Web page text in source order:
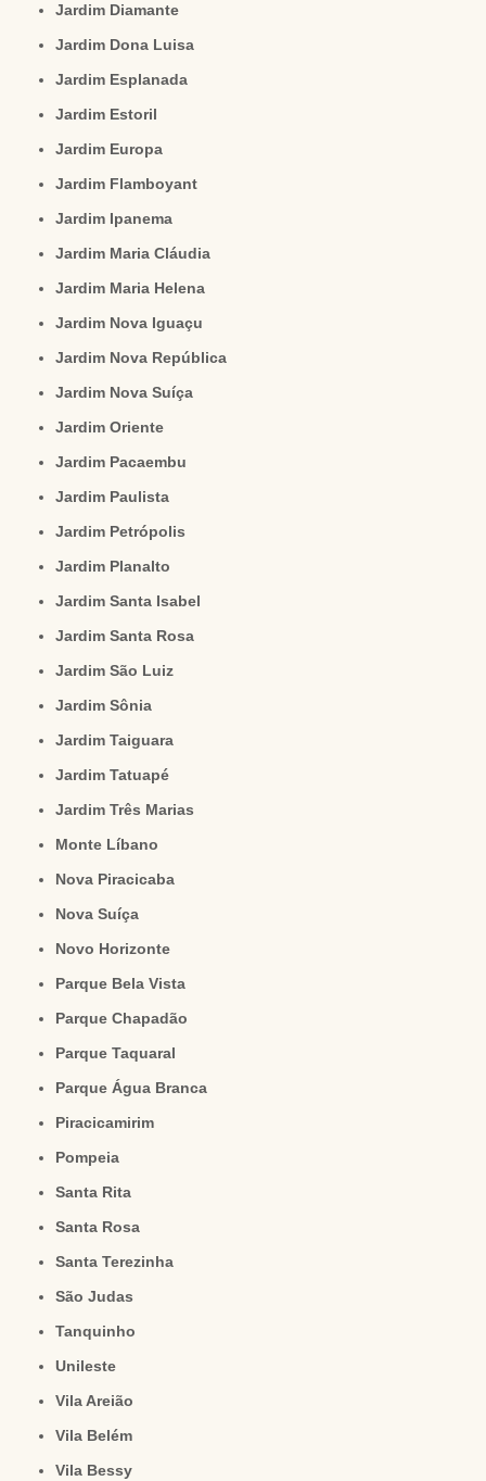
Jardim Diamante
Jardim Dona Luisa
Jardim Esplanada
Jardim Estoril
Jardim Europa
Jardim Flamboyant
Jardim Ipanema
Jardim Maria Cláudia
Jardim Maria Helena
Jardim Nova Iguaçu
Jardim Nova República
Jardim Nova Suíça
Jardim Oriente
Jardim Pacaembu
Jardim Paulista
Jardim Petrópolis
Jardim Planalto
Jardim Santa Isabel
Jardim Santa Rosa
Jardim São Luiz
Jardim Sônia
Jardim Taiguara
Jardim Tatuapé
Jardim Três Marias
Monte Líbano
Nova Piracicaba
Nova Suíça
Novo Horizonte
Parque Bela Vista
Parque Chapadão
Parque Taquaral
Parque Água Branca
Piracicamirim
Pompeia
Santa Rita
Santa Rosa
Santa Terezinha
São Judas
Tanquinho
Unileste
Vila Areião
Vila Belém
Vila Bessy